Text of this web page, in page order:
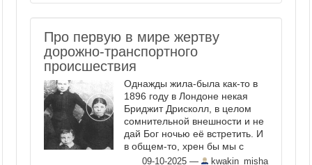
Про первую в мире жертву
дорожно-транспортного
происшествия
Однажды жила-была как-то в
1896 году в Лондоне некая
Бриджит Дрисколл, в целом
сомнительной внешности и не
дай Бог ночью её встретить. И
в общем-то, хрен бы мы с
вами о ней чего узнали,
09-10-2025 — kwakin_misha